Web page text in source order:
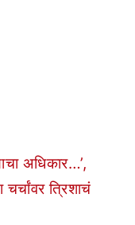
अधिकार…’,
त्रिशाचं